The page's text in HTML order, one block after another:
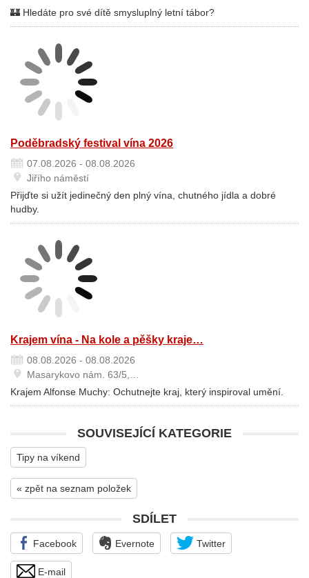
🏰 Hledáte pro své dítě smysluplný letní tábor?
Poděbradský festival vína 2026
07.08.2026 - 08.08.2026
Jiřího náměstí
Přijďte si užít jedinečný den plný vína, chutného jídla a dobré
hudby.
Krajem vína - Na kole a pěšky kraje…
08.08.2026 - 08.08.2026
Masarykovo nám. 63/5,…
Krajem Alfonse Muchy: Ochutnejte kraj, který inspiroval umění.
SOUVISEJÍCÍ KATEGORIE
Tipy na víkend
« zpět na seznam položek
SDÍLET
Facebook Evernote Twitter
E-mail